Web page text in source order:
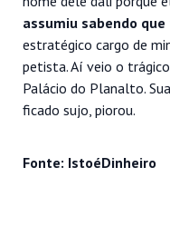
assumiu sabendo
estratégico cargo de
petista. Aí veio o
Palácio do Planalto.
ficado sujo, piorou.
Fonte: IstoéDinheiro